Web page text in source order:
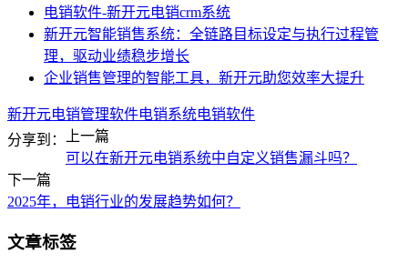
电销软件-新开元电销crm系统
新开元智能销售系统：全链路目标设定与执行过程管
理，驱动业绩稳步增长
企业销售管理的智能工具，新开元助您效率大提升
新开元电销管理软件电销系统电销软件
分享到：
上一篇
可以在新开元电销系统中自定义销售漏斗吗？
下一篇
2025年，电销行业的发展趋势如何？
文章标签